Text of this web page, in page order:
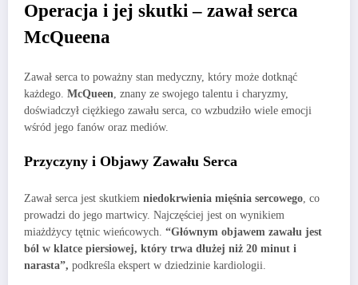
Operacja i jej skutki – zawał serca
McQueena
Zawał serca to poważny stan medyczny, który może dotknąć
każdego. McQueen , znany ze swojego talentu i charyzmy,
doświadczył ciężkiego zawału serca, co wzbudziło wiele emocji
wśród jego fanów oraz mediów.
Przyczyny i Objawy Zawału Serca
Zawał serca jest skutkiem niedokrwienia mięśnia sercowego, co
prowadzi do jego martwicy. Najczęściej jest on wynikiem
miażdżycy tętnic wieńcowych. “Głównym objawem zawału jest
ból w klatce piersiowej, który trwa dłużej niż 20 minut i
narasta”, podkreśla ekspert w dziedzinie kardiologii.